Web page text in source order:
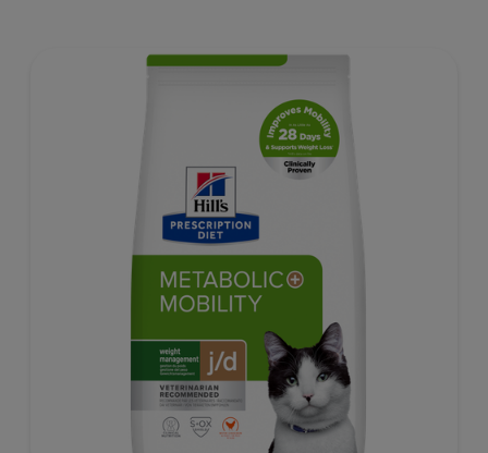
intestinal et aider à prendre en charge les troubles